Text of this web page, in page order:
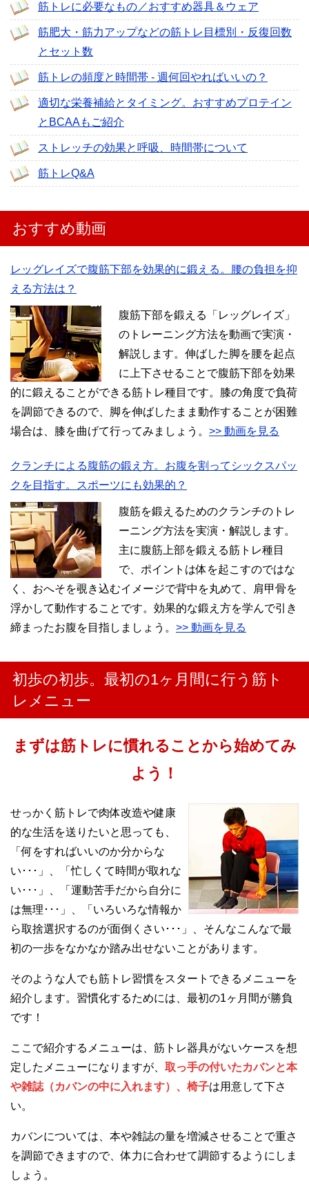
筋トレに必要なもの／おすすめ器具＆ウェア
筋肥大・筋力アップなどの筋トレ目標別・反復回数
とセット数
筋トレの頻度と時間帯 - 週何回やればいいの？
適切な栄養補給とタイミング。おすすめプロテイン
とBCAAもご紹介
ストレッチの効果と呼吸、時間帯について
筋トレQ&A
おすすめ動画
レッグレイズで腹筋下部を効果的に鍛える。腰の負担を抑
える方法は？
腹筋下部を鍛える「レッグレイズ」
のトレーニング方法を動画で実演・
解説します。伸ばした脚を腰を起点
に上下させることで腹筋下部を効果
的に鍛えることができる筋トレ種目です。膝の角度で負荷
を調節できるので、脚を伸ばしたまま動作することが困難
場合は、膝を曲げて行ってみましょう。 >> 動画を見る
クランチによる腹筋の鍛え方。お腹を割ってシックスパッ
クを目指す。スポーツにも効果的？
腹筋を鍛えるためのクランチのトレ
ーニング方法を実演・解説します。
主に腹筋上部を鍛える筋トレ種目
で、ポイントは体を起こすのではな
く、おへそを覗き込むイメージで背中を丸めて、肩甲骨を
浮かして動作することです。効果的な鍛え方を学んで引き
締まったお腹を目指しましょう。 >> 動画を見る
初歩の初歩。最初の1ヶ月間に行う筋ト
レメニュー
まずは筋トレに慣れることから始めてみ
よう！
せっかく筋トレで肉体改造や健康
的な生活を送りたいと思っても、
「何をすればいいのか分からな
い･･･」、「忙しくて時間が取れな
い･･･」、「運動苦手だから自分に
は無理･･･」、「いろいろな情報か
ら取捨選択するのが面倒くさい･･･」、そんなこんなで最
初の一歩をなかなか踏み出せないことがあります。
そのような人でも筋トレ習慣をスタートできるメニューを
紹介します。習慣化するためには、最初の1ヶ月間が勝負
です！
ここで紹介するメニューは、筋トレ器具がないケースを想
定したメニューになりますが、 取っ手の付いたカバンと本
や雑誌（カバンの中に入れます）、椅子は用意して下さ
い。
カバンについては、本や雑誌の量を増減させることで重さ
を調節できますので、体力に合わせて調節するようにしま
しょう。